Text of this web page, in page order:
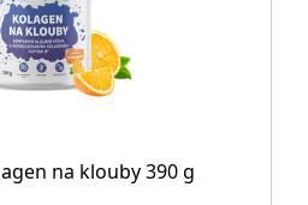
na klouby 390 g